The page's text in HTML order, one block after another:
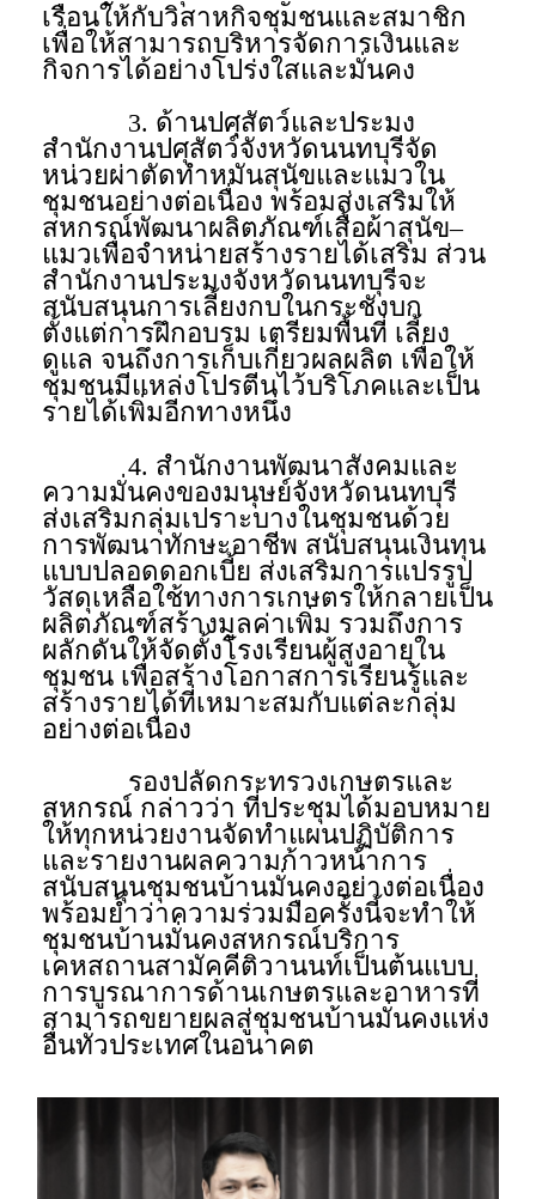
เรือนให้กับวิสาหกิจชุมชนและสมาชิก
เพื่อให้สามารถบริหารจัดการเงินและ
กิจการได้อย่างโปร่งใสและมั่นคง
3. ด้านปศุสัตว์และประมง
สำนักงานปศุสัตว์จังหวัดนนทบุรีจัด
หน่วยผ่าตัดทำหมันสุนัขและแมวใน
ชุมชนอย่างต่อเนื่อง พร้อมส่งเสริมให้
สหกรณ์พัฒนาผลิตภัณฑ์เสื้อผ้าสุนัข–
แมวเพื่อจำหน่ายสร้างรายได้เสริม ส่วน
สำนักงานประมงจังหวัดนนทบุรีจะ
สนับสนุนการเลี้ยงกบในกระชังบก
ตั้งแต่การฝึกอบรม เตรียมพื้นที่ เลี้ยง
ดูแล จนถึงการเก็บเกี่ยวผลผลิต เพื่อให้
ชุมชนมีแหล่งโปรตีนไว้บริโภคและเป็น
รายได้เพิ่มอีกทางหนึ่ง
4. สำนักงานพัฒนาสังคมและ
ความมั่นคงของมนุษย์จังหวัดนนทบุรี
ส่งเสริมกลุ่มเปราะบางในชุมชนด้วย
การพัฒนาทักษะอาชีพ สนับสนุนเงินทุน
แบบปลอดดอกเบี้ย ส่งเสริมการแปรรูป
วัสดุเหลือใช้ทางการเกษตรให้กลายเป็น
ผลิตภัณฑ์สร้างมูลค่าเพิ่ม รวมถึงการ
ผลักดันให้จัดตั้งโรงเรียนผู้สูงอายุใน
ชุมชน เพื่อสร้างโอกาสการเรียนรู้และ
สร้างรายได้ที่เหมาะสมกับแต่ละกลุ่ม
อย่างต่อเนื่อง
รองปลัดกระทรวงเกษตรและ
สหกรณ์ กล่าวว่า ที่ประชุมได้มอบหมาย
ให้ทุกหน่วยงานจัดทำแผนปฏิบัติการ
และรายงานผลความก้าวหน้าการ
สนับสนุนชุมชนบ้านมั่นคงอย่างต่อเนื่อง
พร้อมย้ำว่าความร่วมมือครั้งนี้จะทำให้
ชุมชนบ้านมั่นคงสหกรณ์บริการ
เคหสถานสามัคคีติวานนท์เป็นต้นแบบ
การบูรณาการด้านเกษตรและอาหารที่
สามารถขยายผลสู่ชุมชนบ้านมั่นคงแห่ง
อื่นทั่วประเทศในอนาคต